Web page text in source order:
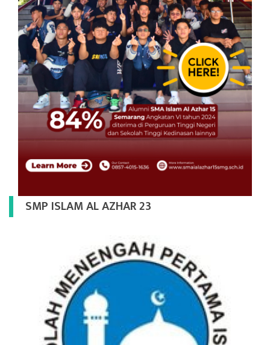
SMP ISLAM AL AZHAR 23